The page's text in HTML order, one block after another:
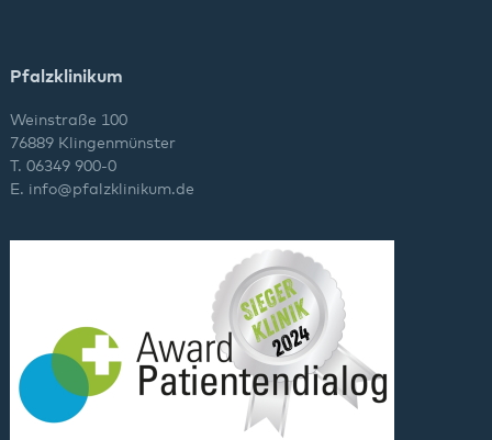
Pfalzklinikum
Weinstraße 100
76889 Klingenmünster
T. 06349 900-0
E. info@pfalzklinikum.de